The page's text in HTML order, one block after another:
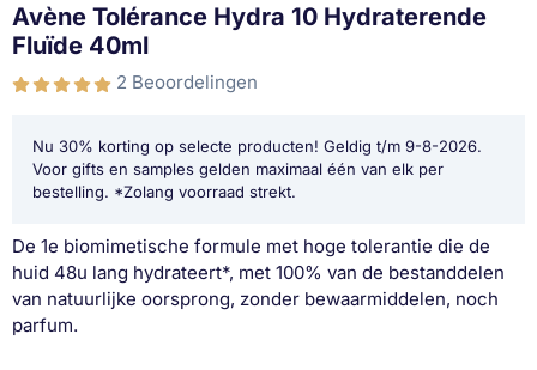
Avène Tolérance Hydra 10 Hydraterende
Fluïde 40ml
2 Beoordelingen
Nu 30% korting op selecte producten! Geldig t/m 9-8-2026.
Voor gifts en samples gelden maximaal één van elk per
bestelling. *Zolang voorraad strekt.
De 1e biomimetische formule met hoge tolerantie die de
huid 48u lang hydrateert*, met 100% van de bestanddelen
van natuurlijke oorsprong, zonder bewaarmiddelen, noch
parfum.